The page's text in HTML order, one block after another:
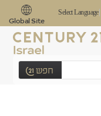
Select Language
Global Site
חפש